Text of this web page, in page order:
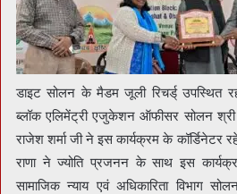
डाइट सोलन के मैडम जूली रिचर्ड् उपस्थित
ब्लॉक एलिमेंट्री एजुकेशन ऑफीसर सोलन श्री
राजेश शर्मा जी ने इस कार्यक्रम के कॉर्डिनेटर
राणा ने ज्योति प्रजनन के साथ इस
सामाजिक न्याय एवं अधिकारिता विभाग